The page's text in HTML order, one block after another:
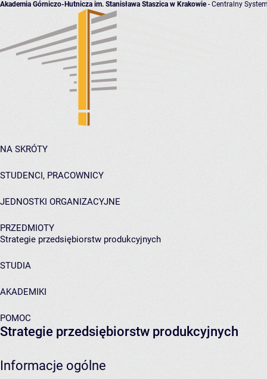
Akademia Górniczo-Hutnicza im. Stanisława Staszica w Krakowie- Centralny
NA SKRÓTY
STUDENCI, PRACOWNICY
JEDNOSTKI ORGANIZACYJNE
PRZEDMIOTY
Strategie przedsiębiorstw produkcyjnych
STUDIA
AKADEMIKI
POMOC
Strategie przedsiębiorstw produkcyjnych
Informacje ogólne